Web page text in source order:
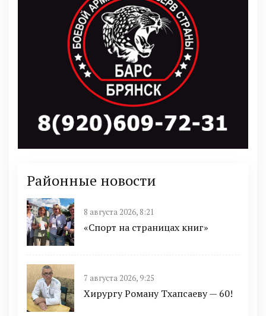
Районные новости
8 августа 2026, 8:21
«Спорт на страницах книг»
7 августа 2026, 9:25
Хирургу Роману Тхапсаеву — 60!